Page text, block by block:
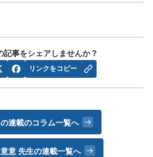
記事をシェアしませんか？
リンクをコピー
連載のコラム一覧へ
意 先生の連載一覧へ